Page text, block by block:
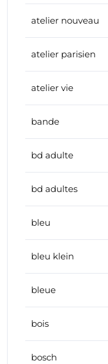
atelier nouveau
atelier parisien
atelier vie
bande
bd adulte
bd adultes
bleu
bleu klein
bleue
bois
bosch